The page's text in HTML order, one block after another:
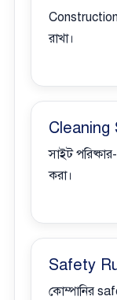
রাখা।
Cleaning
সাইট
করা।
Safety
কোম্পানির